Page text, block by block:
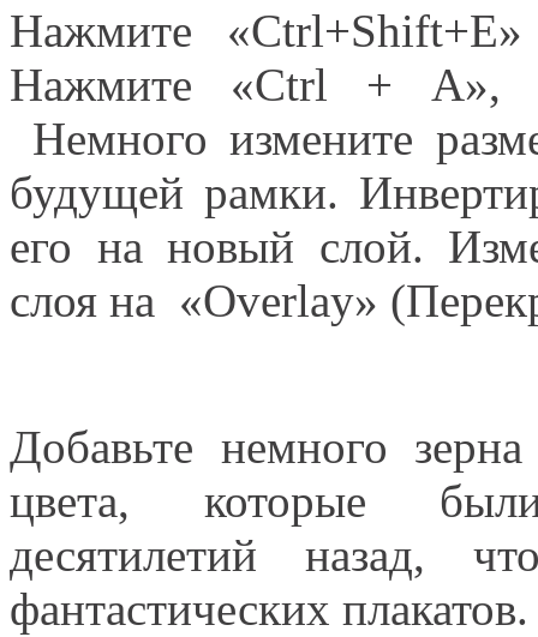
Нажмите
Нажмите «Ctrl + А»,
Немного измените
будущей рамки.
его на новый слой.
слоя на «Overlay»
Добавьте немного
цвета, которые
десятилетий назад,
фантастических плакатов.